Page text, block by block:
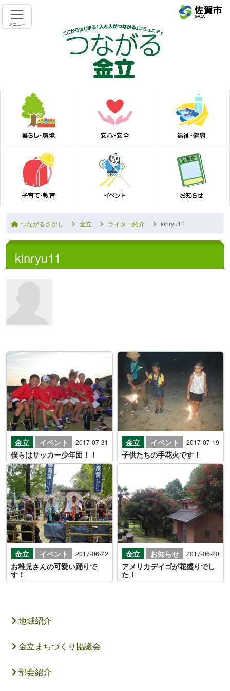
メニュー
つながるさがし 金立 ライター紹介 kinryu11
kinryu11
金立 イベント 2017-07-31
僕らはサッカー少年団！！
金立 イベント 2017-07-19
子供たちの手花火です！
金立 イベント 2017-06-22
お稚児さんの可愛い踊りで
す！
金立 お知らせ 2017-06-20
アメリカデイゴが花盛りでし
た！
地域紹介
金立まちづくり協議会
部会紹介